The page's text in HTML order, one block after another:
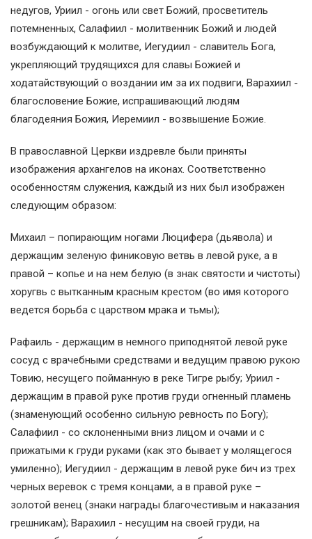
недугов, Уриил - огонь или свет Божий, просветитель
потемненных, Салафиил - молитвенник Божий и людей
возбуждающий к молитве, Иегудиил - славитель Бога,
укрепляющий трудящихся для славы Божией и
ходатайствующий о воздании им за их подвиги, Варахиил -
благословение Божие, испрашивающий людям
благодеяния Божия, Иеремиил - возвышение Божие.
В православной Церкви издревле были приняты
изображения архангелов на иконах. Соответственно
особенностям служения, каждый из них был изображен
следующим образом:
Михаил – попирающим ногами Люцифера (дьявола) и
держащим зеленую финиковую ветвь в левой руке, а в
правой – копье и на нем белую (в знак святости и чистоты)
хоругвь с вытканным красным крестом (во имя которого
ведется борьба с царством мрака и тьмы);
Рафаиль - держащим в немного приподнятой левой руке
сосуд с врачебными средствами и ведущим правою рукою
Товию, несущего пойманную в реке Тигре рыбу; Уриил -
держащим в правой руке против груди огненный пламень
(знаменующий особенно сильную ревность по Богу);
Салафиил - со склоненными вниз лицом и очами и с
прижатыми к груди руками (как это бывает у молящегося
умиленно); Иегудиил - держащим в левой руке бич из трех
черных веревок с тремя концами, а в правой руке –
золотой венец (знаки награды благочестивым и наказания
грешникам); Варахиил - несущим на своей груди, на